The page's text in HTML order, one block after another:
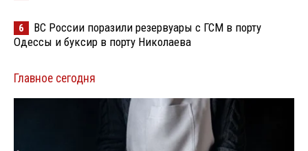
6
ВС России поразили резервуары с ГСМ в порту
Одессы и буксир в порту Николаева
Главное сегодня